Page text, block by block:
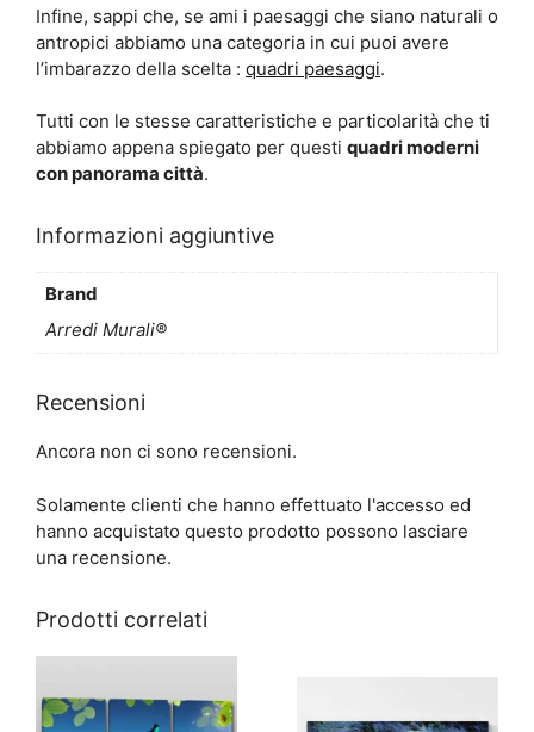
Infine, sappi che, se ami i paesaggi che siano naturali o
antropici abbiamo una categoria in cui puoi avere
l’imbarazzo della scelta : quadri paesaggi.
Tutti con le stesse caratteristiche e particolarità che ti
abbiamo appena spiegato per questi quadri moderni
con panorama città.
Informazioni aggiuntive
Brand
Arredi Murali®
Recensioni
Ancora non ci sono recensioni.
Solamente clienti che hanno effettuato l'accesso ed
hanno acquistato questo prodotto possono lasciare
una recensione.
Prodotti correlati
prodotto
ha